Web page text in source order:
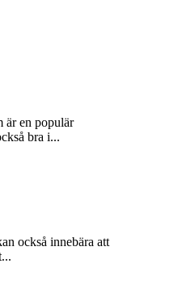
är en populär
bra i...
också innebära att